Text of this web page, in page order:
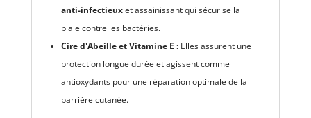
anti-infectieuxet assainissant qui sécurise la
plaie contre les bactéries.
Cire d'Abeille et Vitamine E :Elles assurent une
protection longue durée et agissent comme
antioxydants pour une réparation optimale de la
barrière cutanée.